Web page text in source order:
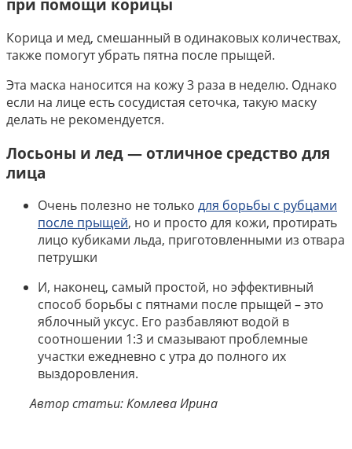
при помощи корицы
Корица и мед, смешанный в одинаковых количествах,
также помогут убрать пятна после прыщей.
Эта маска наносится на кожу 3 раза в неделю. Однако
если на лице есть сосудистая сеточка, такую маску
делать не рекомендуется.
Лосьоны и лед — отличное средство для
лица
Очень полезно не только для борьбы с рубцами
после прыщей, но и просто для кожи, протирать
лицо кубиками льда, приготовленными из отвара
петрушки
И, наконец, самый простой, но эффективный
способ борьбы с пятнами после прыщей – это
яблочный уксус. Его разбавляют водой в
соотношении 1:3 и смазывают проблемные
участки ежедневно с утра до полного их
выздоровления.
Автор статьи: Комлева Ирина